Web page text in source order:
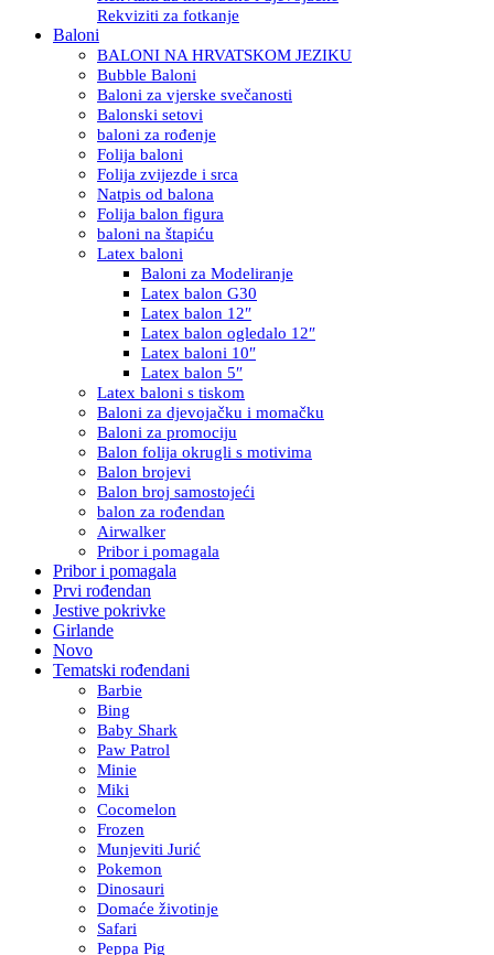
Rekviziti za fotkanje
Baloni
BALONI NA HRVATSKOM JEZIKU
Bubble Baloni
Baloni za vjerske svečanosti
Balonski setovi
baloni za rođenje
Folija baloni
Folija zvijezde i srca
Natpis od balona
Folija balon figura
baloni na štapiću
Latex baloni
Baloni za Modeliranje
Latex balon G30
Latex balon 12″
Latex balon ogledalo 12″
Latex baloni 10″
Latex balon 5″
Latex baloni s tiskom
Baloni za djevojačku i momačku
Baloni za promociju
Balon folija okrugli s motivima
Balon brojevi
Balon broj samostojeći
balon za rođendan
Airwalker
Pribor i pomagala
Pribor i pomagala
Prvi rođendan
Jestive pokrivke
Girlande
Novo
Tematski rođendani
Barbie
Bing
Baby Shark
Paw Patrol
Minie
Miki
Cocomelon
Frozen
Munjeviti Jurić
Pokemon
Dinosauri
Domaće životinje
Safari
Peppa Pig